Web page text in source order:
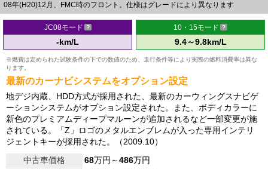
08年(H20)12月、FMC時のフロント。仕様はグレードにより異なります
JC08モード
-km/L
10・15モード
9.4～9.8km/L
※燃費は定められた試験条件の下での数値のため、走行条件等により実際の燃料消費率は異な
ります。
最新のカーナビシステムをオプション設定
地デジ内蔵、HDD方式が採用された、最新のカーウィングスナビゲ
ーションシステムがオプション設定された。また、ボディカラーに
新色のプレミアムディープマルーンが追加されるなど一部変更が施
されている。「Z」ロゴのメタルエンブレムが入った専用インテリ
ジェントキーが採用された。（2009.10）
中古車価格
68万円～486万円